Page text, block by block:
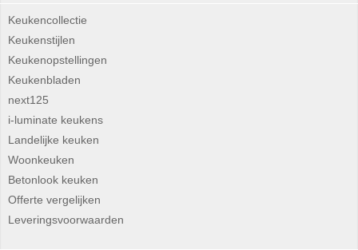
Keukencollectie
Keukenstijlen
Keukenopstellingen
Keukenbladen
next125
i-luminate keukens
Landelijke keuken
Woonkeuken
Betonlook keuken
Offerte vergelijken
Leveringsvoorwaarden